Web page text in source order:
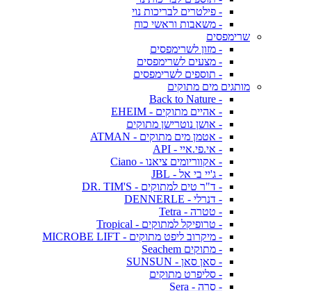
- פילטרים לבריכות נוי
- משאבות וראשי כוח
שרימפסים
- מזון לשרימפסים
- מצעים לשרימפסים
- תוספים לשרימפסים
מותגים מים מתוקים
- Back to Nature
- אהיים מתוקים - EHEIM
- אושן נוטרישן מתוקים
- אטמן מים מתוקים - ATMAN
- אי.פי.איי - API
- אקווריומים ציאנו - Ciano
- ג'יי בי אל - JBL
- ד"ר טים למתוקים - DR. TIM'S
- דנרלי - DENNERLE
- טטרה - Tetra
- טרופיקל למתוקים - Tropical
- מיקרוב ליפט מתוקים - MICROBE LIFT
- מתוקים Seachem
- סאן סאן - SUNSUN
- סליפרט מתוקים
- סרה - Sera